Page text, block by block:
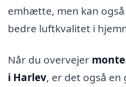
emhætte, men kan
bedre luftkvalitet i
Når du overvejer
i Harlev, er det også en